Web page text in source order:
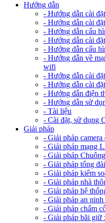
Hướng dẫn
- Hướng dẫn cài
- Hướng dẫn cài
- Hướng dẫn cấu
- Hướng dẫn cài
- Hướng dẫn cấu
- Hướng dẫn về
wifi
- Hướng dẫn cài
- Hướng dẫn cài
- Hướng dẫn điện
- Hướng dẫn sử
- Tài liệu
- Cài đặt, sử dụng
Giải pháp
- Giải pháp camera
- Giải pháp mạng
- Giải pháp
- Giải pháp tổng
- Giải pháp kiểm
- Giải pháp nhà
- Giải pháp hệ
- Giải pháp an
- Giải pháp chấm
- Giải pháp bãi giữ